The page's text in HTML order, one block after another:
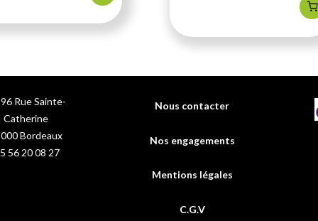
Rue Sainte-
Catherine
Bordeaux
56 20 08 27
Nous contacter
Nos engagements
Mentions légales
C.G.V